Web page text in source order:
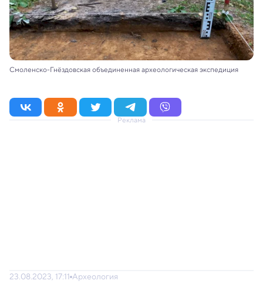
Смоленско-Гнёздовская объединенная археологическая экспедиция
Реклама
23.08.2023, 17:11 Археология